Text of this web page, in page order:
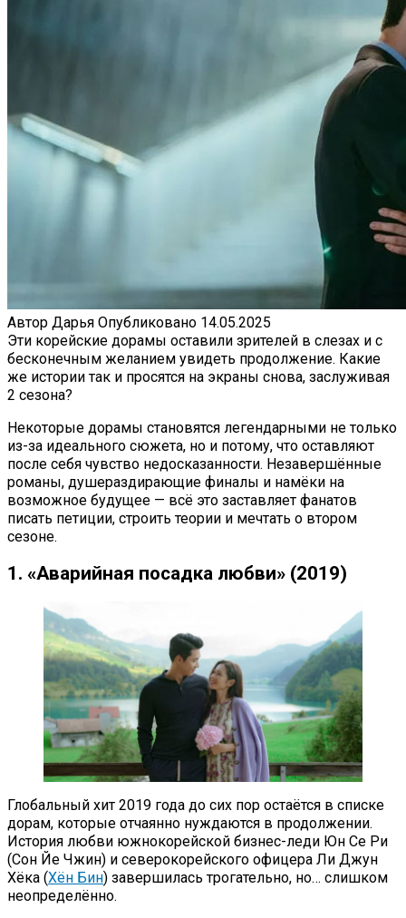
Автор Дарья Опубликовано 14.05.2025
Эти корейские дорамы оставили зрителей в слезах и с
бесконечным желанием увидеть продолжение. Какие
же истории так и просятся на экраны снова, заслуживая
2 сезона?
Некоторые дорамы становятся легендарными не только
из-за идеального сюжета, но и потому, что оставляют
после себя чувство недосказанности. Незавершённые
романы, душераздирающие финалы и намёки на
возможное будущее — всё это заставляет фанатов
писать петиции, строить теории и мечтать о втором
сезоне.
1. «Аварийная посадка любви» (2019)
Глобальный хит 2019 года до сих пор остаётся в списке
дорам, которые отчаянно нуждаются в продолжении.
История любви южнокорейской бизнес-леди Юн Се Ри
(Сон Йе Чжин) и северокорейского офицера Ли Джун
Хёка (Хён Бин) завершилась трогательно, но… слишком
неопределённо.